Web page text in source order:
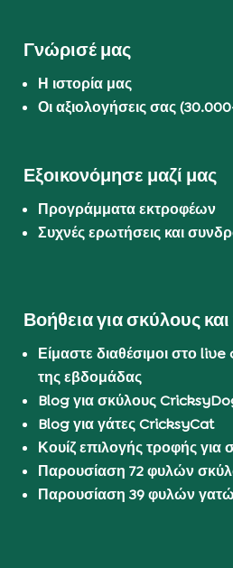
Γνώρισέ μας
Η ιστορία μας
Οι αξιολογήσεις σας
Εξοικονόμησε μαζί μας
Προγράμματα εκτροφέων
Συχνές ερωτήσεις και
Βοήθεια για σκύλους και
Είμαστε διαθέσιμοι στο
της εβδομάδας
Blog για σκύλους
Blog για γάτες CricksyCat
Κουίζ επιλογής τροφής για
Παρουσίαση 72 φυλών
Παρουσίαση 39 φυλών